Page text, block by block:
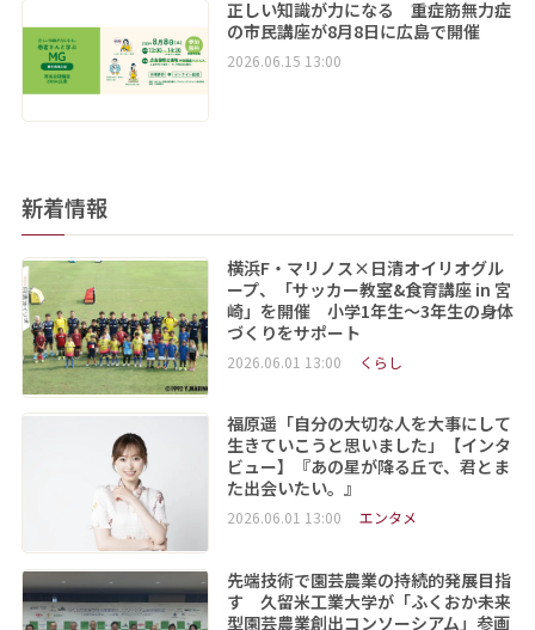
正しい知識が力になる 重症筋無力症
の市民講座が8月8日に広島で開催
2026.06.15 13:00
新着情報
横浜F・マリノス×日清オイリオグル
ープ、「サッカー教室&食育講座 in 宮
崎」を開催 小学1年生～3年生の身体
づくりをサポート
2026.06.01 13:00 くらし
福原遥「自分の大切な人を大事にして
生きていこうと思いました」【インタ
ビュー】『あの星が降る丘で、君とま
た出会いたい。』
2026.06.01 13:00 エンタメ
先端技術で園芸農業の持続的発展目指
す 久留米工業大学が「ふくおか未来
型園芸農業創出コンソーシアム」参画